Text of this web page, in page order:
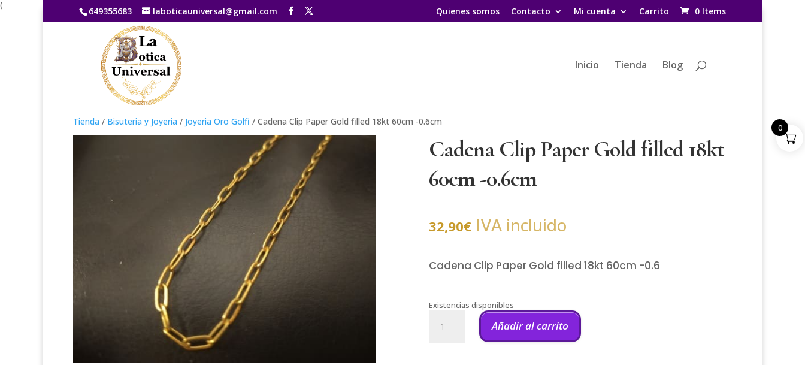
(
649355683 laboticauniversal@gmail.com Quienes somos Contacto Mi cuenta Carrito 0 Items
Inicio Tienda Blog
Tienda / Bisuteria y Joyeria / Joyeria Oro Golfi / Cadena Clip Paper Gold filled 18kt 60cm -0.6cm
Cadena Clip Paper Gold filled 18kt
60cm -0.6cm
32,90€ IVA incluido
Cadena Clip Paper Gold filled 18kt 60cm -0.6
Existencias disponibles
Clip
Paper
Añadir al carrito
0